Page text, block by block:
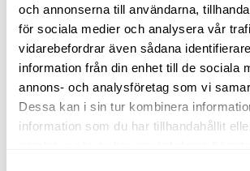
och annonserna till användarna,
för sociala medier och analysera vår
vidarebefordrar även sådana
information från din enhet till de sociala
annons- och analysföretag som vi
Dessa kan i sin tur kombinera
information som du har tillhandahållit
Börja med att fylla i namn och e-
Förnamn Efternamn
E-postadress